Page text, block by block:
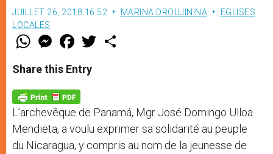
JUILLET 26, 2018 16:52 MARINA DROUJININA
EGLISES
LOCALES
W
t
s
p
p
M
e
s
e
g
e
r
F
a
e
b
o
k
w
Share this Entry
L’archevêque de Panamá, Mgr José Domingo Ulloa
Mendieta, a voulu exprimer sa solidarité au peuple
du Nicaragua, y compris au nom de la jeunesse de